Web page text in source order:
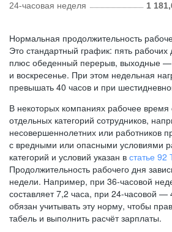
24-часовая неделя
1
Нормальная продолжительность
Это стандартный график: пять
плюс обеденный перерыв, выходные —
и воскресенье. При этом недельная
превышать 40 часов и при
В некоторых компаниях рабочее
отдельных категорий сотрудников,
несовершеннолетних или работников
с вредными или опасными условиями
категорий и условий указан в статье 92
Продолжительность рабочего дня
недели. Например, при 36-часовой
составляет 7,2 часа, при 24-часовой —
обязан учитывать эту норму, чтобы
табель и выполнить расчёт зарплаты.